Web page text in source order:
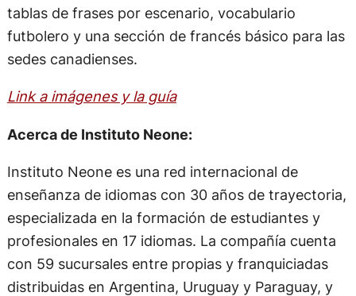
tablas de frases por escenario, vocabulario
futbolero y una sección de francés básico para las
sedes canadienses.
Link a imágenes y la guía
Acerca de Instituto Neone:
Instituto Neone es una red internacional de
enseñanza de idiomas con 30 años de trayectoria,
especializada en la formación de estudiantes y
profesionales en 17 idiomas. La compañía cuenta
con 59 sucursales entre propias y franquiciadas
distribuidas en Argentina, Uruguay y Paraguay, y